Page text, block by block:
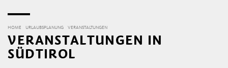
HOME URLAUBSPLANUNG VERANSTALTUNGEN
VERANSTALTUNGEN IN
SÜDTIROL